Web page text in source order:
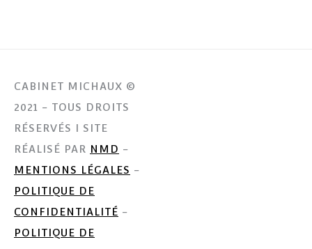
CABINET MICHAUX ©
2021 - TOUS DROITS
RÉSERVÉS I SITE
RÉALISÉ PAR NMD -
MENTIONS LÉGALES -
POLITIQUE DE
CONFIDENTIALITÉ -
POLITIQUE DE